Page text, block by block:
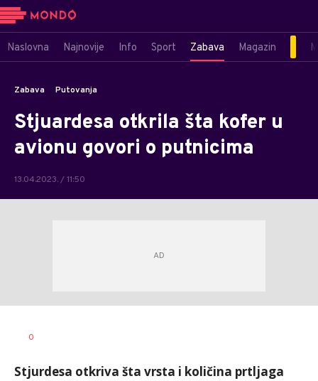
Naslovna Najnovije Info Sport Zabava Magazin
Zabava Putovanja
Stjuardesa otkrila šta kofer u
avionu govori o putnicima
13.04.2023. / 11:50
AUTOR
0
Stjurdesa otkriva šta vrsta i količina prtljaga